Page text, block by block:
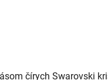
čírych Swarovski